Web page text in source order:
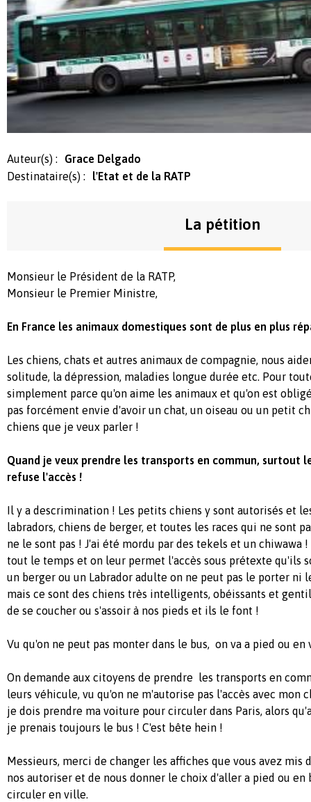
Auteur(s) :
Grace Delgado
Destinataire(s) :
l'Etat et de la RATP
La pétition
Monsieur le Président de la RATP,
Monsieur le Premier Ministre,
En France les animaux domestiques sont de plus en plus
Les chiens, chats et autres animaux de compagnie, nous
solitude, la dépression, maladies longue durée etc. Pour
simplement parce qu'on aime les animaux et qu'on est
pas forcément envie d'avoir un chat, un oiseau ou un petit
chiens que je veux parler !
Quand je veux prendre les transports en commun, surtout
refuse l'accès !
Il y a descrimination ! Les petits chiens y sont autorisés et
labradors, chiens de berger, et toutes les races qui ne sont
ne le sont pas ! J'ai été mordu par des tekels et un chiwawa
tout le temps et on leur permet l'accès sous prétexte qu'ils
un berger ou un Labrador adulte on ne peut pas le porter ni
mais ce sont des chiens très intelligents, obéissants et
de se coucher ou s'assoir à nos pieds et ils le font !
Vu qu'on ne peut pas monter dans le bus, on va a pied ou
On demande aux citoyens de prendre les transports en
leurs véhicule, vu qu'on ne m'autorise pas l'accès avec mon
je dois prendre ma voiture pour circuler dans Paris, alors
je prenais toujours le bus ! C'est bête hein !
Messieurs, merci de changer les affiches que vous avez mis
nos autoriser et de nous donner le choix d'aller a pied ou en
circuler en ville.